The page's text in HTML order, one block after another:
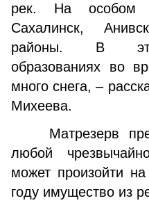
рек. На особом
Сахалинск,
районы. В
образованиях во
много снега, –
Михеева.
Матрезерв
любой
может произойти
году имущество из